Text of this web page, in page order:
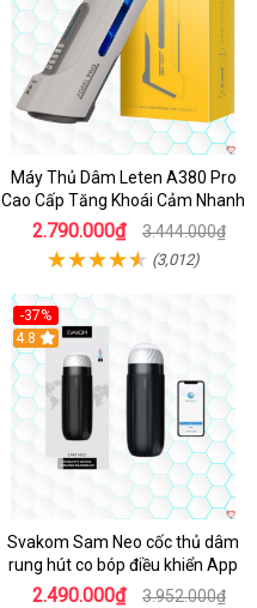
Máy Thủ Dâm Leten A380 Pro
Cao Cấp Tăng Khoái Cảm Nhanh
2.790.000₫ 3.444.000₫
(3,012)
-37%
4.8
Svakom Sam Neo cốc thủ dâm
rung hút co bóp điều khiển App
2.490.000₫ 3.952.000₫